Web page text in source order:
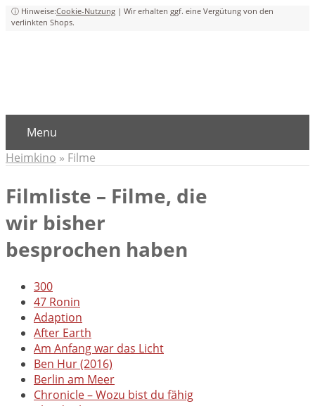
Cookie-Nutzung
Menu
Heimkino » Filme
Filmliste – Filme, die
wir bisher
besprochen haben
300
47 Ronin
Adaption
After Earth
Am Anfang war das Licht
Ben Hur (2016)
Berlin am Meer
Chronicle – Wozu bist du fähig